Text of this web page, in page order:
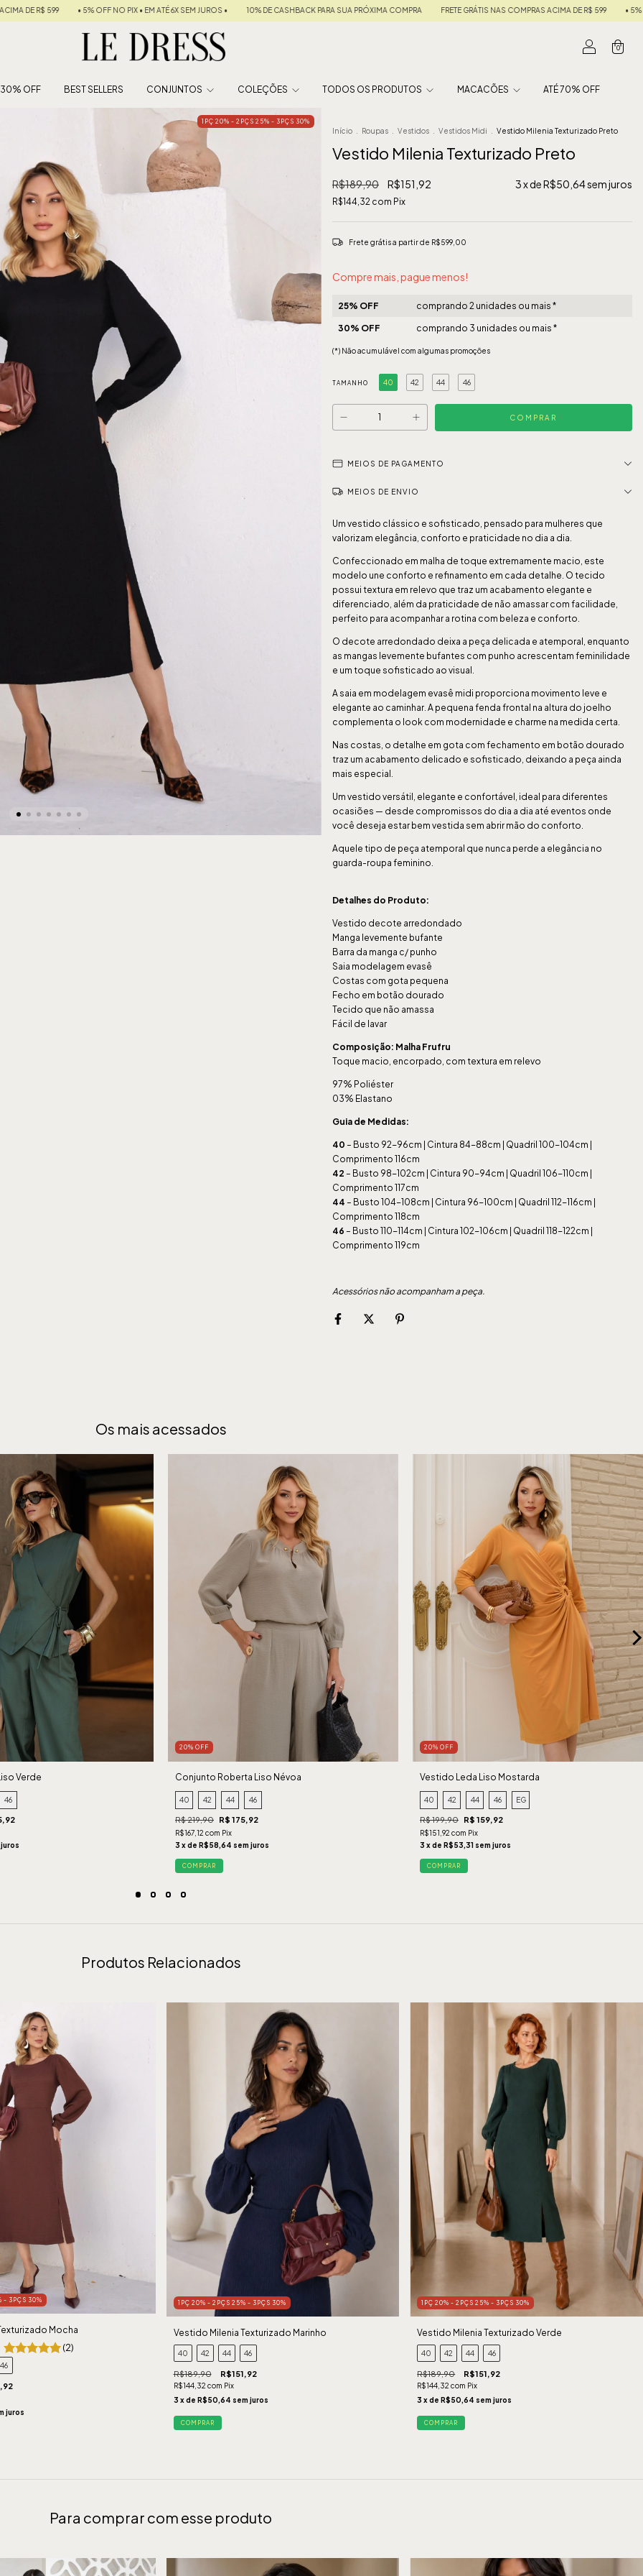
ATÉ 6X SEM JUROS • 10% DE CASHBACK PARA SUA PRÓXIMA COMPRA FRETE GRÁTIS NAS COMPRAS ACIMA DE R$ 599 • 5% OFF NO PIX • EM ATÉ 6X SEM JUROS •
0
30% OFF BEST SELLERS CONJUNTOS COLEÇÕES TODOS OS PRODUTOS MACACÕES ATÉ 70% OFF
1PÇ 20% - 2PÇS 25% - 3PÇS 30%
Início Roupas Vestidos Vestidos Midi Vestido Milenia Texturizado Preto
Vestido Milenia Texturizado Preto
R$189,90 R$151,92 3x deR$50,64sem juros
R$144,32 com Pix
Frete grátisa partir de R$599,00
Compre mais, pague menos!
25% OFF comprando 2 unidades ou mais *
30% OFF comprando 3 unidades ou mais *
(*) Não acumulável com algumas promoções
TAMANHO 40 42 44 46
MEIOS DE PAGAMENTO
MEIOS DE ENVIO
Um vestido clássico e sofisticado, pensado para mulheres que
valorizam elegância, conforto e praticidade no dia a dia.
Confeccionado em malha de toque extremamente macio, este
modelo une conforto e refinamento em cada detalhe. O tecido
possui textura em relevo que traz um acabamento elegante e
diferenciado, além da praticidade de não amassar com facilidade,
perfeito para acompanhar a rotina com beleza e conforto.
O decote arredondado deixa a peça delicada e atemporal, enquanto
as mangas levemente bufantes com punho acrescentam feminilidade
e um toque sofisticado ao visual.
A saia em modelagem evasê midi proporciona movimento leve e
elegante ao caminhar. A pequena fenda frontal na altura do joelho
complementa o look com modernidade e charme na medida certa.
Nas costas, o detalhe em gota com fechamento em botão dourado
traz um acabamento delicado e sofisticado, deixando a peça ainda
mais especial.
Um vestido versátil, elegante e confortável, ideal para diferentes
ocasiões — desde compromissos do dia a dia até eventos onde
você deseja estar bem vestida sem abrir mão do conforto.
Aquele tipo de peça atemporal que nunca perde a elegância no
guarda-roupa feminino.
Detalhes do Produto:
Vestido decote arredondado
Manga levemente bufante
Barra da manga c/ punho
Saia modelagem evasê
Costas com gota pequena
Fecho em botão dourado
Tecido que não amassa
Fácil de lavar
Composição: Malha Frufru
Toque macio, encorpado, com textura em relevo
97% Poliéster
03% Elastano
Guia de Medidas:
40 – Busto 92-96cm | Cintura 84-88cm | Quadril 100-104cm |
Comprimento 116cm
42 – Busto 98-102cm | Cintura 90-94cm | Quadril 106-110cm |
Comprimento 117cm
44 – Busto 104-108cm | Cintura 96-100cm | Quadril 112-116cm |
Comprimento 118cm
46 – Busto 110-114cm | Cintura 102-106cm | Quadril 118-122cm |
Comprimento 119cm
Acessórios não acompanham a peça.
Os mais acessados
Verde
46
juros
20% OFF
Conjunto Roberta Liso Névoa
40 42 44 46
R$ 219,90 R$ 175,92
R$167,12 com Pix
3 x de R$58,64 sem juros
COMPRAR
20% OFF
Vestido Leda Liso Mostarda
40 42 44 46 EG
R$ 199,90 R$ 159,92
R$151,92 com Pix
3 x de R$53,31 sem juros
COMPRAR
Produtos Relacionados
- 3PÇS 30%
Mocha
(2)
46
juros
1PÇ 20% - 2PÇS 25% - 3PÇS 30%
Vestido Milenia Texturizado Marinho
40 42 44 46
R$189,90 R$151,92
R$144,32 com Pix
3 x de R$50,64 sem juros
COMPRAR
1PÇ 20% - 2PÇS 25% - 3PÇS 30%
Vestido Milenia Texturizado Verde
40 42 44 46
R$189,90 R$151,92
R$144,32com Pix
3 x deR$50,64 sem juros
COMPRAR
Para comprar com esse produto